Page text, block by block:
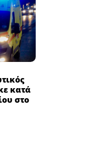
κατά
στο